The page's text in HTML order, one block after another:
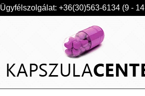
Ügyfélszolgálat: +36(30)563-6134 (9 -